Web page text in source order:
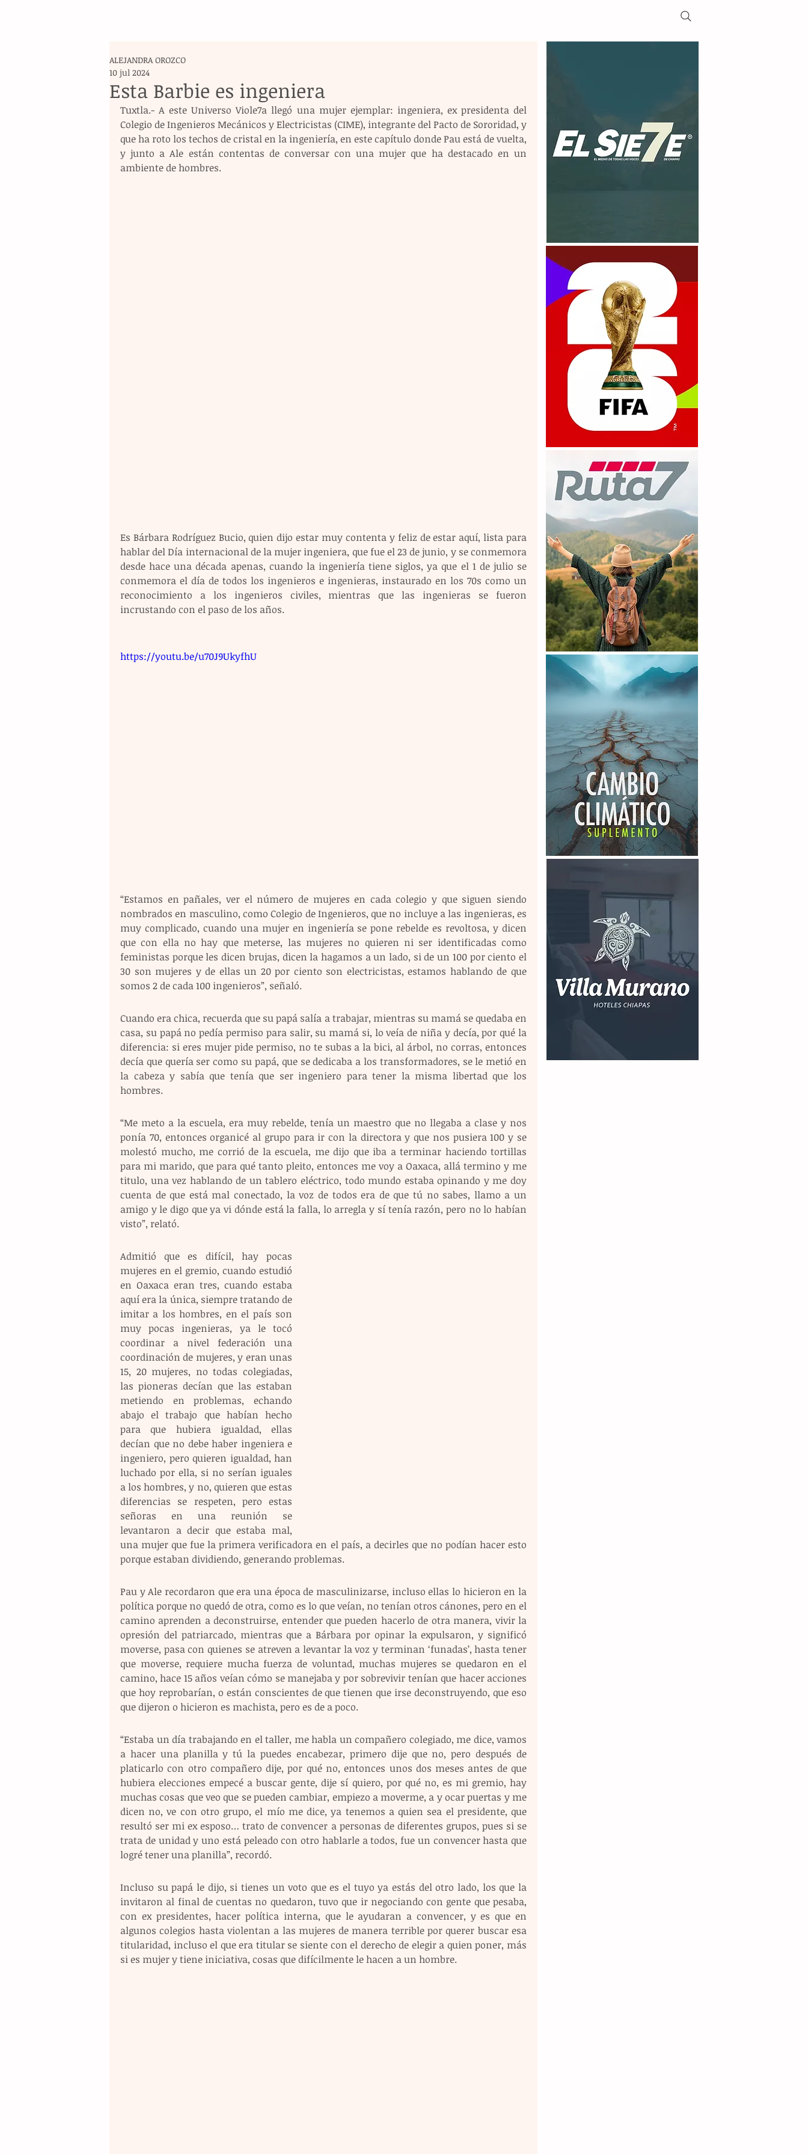
Esta Barbie es ingeniera
ALEJANDRA OROZCO
10 jul 2024
Tuxtla.- A este Universo Viole7a llegó una mujer ejemplar: ingeniera, ex presidenta del
Colegio de Ingenieros Mecánicos y Electricistas (CIME), integrante del Pacto de Sororidad, y
que ha roto los techos de cristal en la ingeniería, en este capítulo donde Pau está de vuelta,
y junto a Ale están contentas de conversar con una mujer que ha destacado en un
ambiente de hombres.
Es Bárbara Rodríguez Bucio, quien dijo estar muy contenta y feliz de estar aquí, lista para
hablar del Día internacional de la mujer ingeniera, que fue el 23 de junio, y se conmemora
desde hace una década apenas, cuando la ingeniería tiene siglos, ya que el 1 de julio se
conmemora el día de todos los ingenieros e ingenieras, instaurado en los 70s como un
reconocimiento a los ingenieros civiles, mientras que las ingenieras se fueron
incrustando con el paso de los años.
https://youtu.be/u70J9UkyfhU
“Estamos en pañales, ver el número de mujeres en cada colegio y que siguen siendo
nombrados en masculino, como Colegio de Ingenieros, que no incluye a las ingenieras, es
muy complicado, cuando una mujer en ingeniería se pone rebelde es revoltosa, y dicen
que con ella no hay que meterse, las mujeres no quieren ni ser identificadas como
feministas porque les dicen brujas, dicen la hagamos a un lado, si de un 100 por ciento el
30 son mujeres y de ellas un 20 por ciento son electricistas, estamos hablando de que
somos 2 de cada 100 ingenieros”, señaló.
Cuando era chica, recuerda que su papá salía a trabajar, mientras su mamá se quedaba en
casa, su papá no pedía permiso para salir, su mamá si, lo veía de niña y decía, por qué la
diferencia: si eres mujer pide permiso, no te subas a la bici, al árbol, no corras, entonces
decía que quería ser como su papá, que se dedicaba a los transformadores, se le metió en
la cabeza y sabía que tenía que ser ingeniero para tener la misma libertad que los
hombres.
“Me meto a la escuela, era muy rebelde, tenía un maestro que no llegaba a clase y nos
ponía 70, entonces organicé al grupo para ir con la directora y que nos pusiera 100 y se
molestó mucho, me corrió de la escuela, me dijo que iba a terminar haciendo tortillas
para mi marido, que para qué tanto pleito, entonces me voy a Oaxaca, allá termino y me
titulo, una vez hablando de un tablero eléctrico, todo mundo estaba opinando y me doy
cuenta de que está mal conectado, la voz de todos era de que tú no sabes, llamo a un
amigo y le digo que ya vi dónde está la falla, lo arregla y sí tenía razón, pero no lo habían
visto”, relató.
Admitió que es difícil, hay pocas
mujeres en el gremio, cuando estudió
en Oaxaca eran tres, cuando estaba
aquí era la única, siempre tratando de
imitar a los hombres, en el país son
muy pocas ingenieras, ya le tocó
coordinar a nivel federación una
coordinación de mujeres, y eran unas
15, 20 mujeres, no todas colegiadas,
las pioneras decían que las estaban
metiendo en problemas, echando
abajo el trabajo que habían hecho
para que hubiera igualdad, ellas
decían que no debe haber ingeniera e
ingeniero, pero quieren igualdad, han
luchado por ella, si no serían iguales
a los hombres, y no, quieren que estas
diferencias se respeten, pero estas
señoras en una reunión se
levantaron a decir que estaba mal,
una mujer que fue la primera verificadora en el país, a decirles que no podían hacer esto
porque estaban dividiendo, generando problemas.
Pau y Ale recordaron que era una época de masculinizarse, incluso ellas lo hicieron en la
política porque no quedó de otra, como es lo que veían, no tenían otros cánones, pero en el
camino aprenden a deconstruirse, entender que pueden hacerlo de otra manera, vivir la
opresión del patriarcado, mientras que a Bárbara por opinar la expulsaron, y significó
moverse, pasa con quienes se atreven a levantar la voz y terminan ‘funadas’, hasta tener
que moverse, requiere mucha fuerza de voluntad, muchas mujeres se quedaron en el
camino, hace 15 años veían cómo se manejaba y por sobrevivir tenían que hacer acciones
que hoy reprobarían, o están conscientes de que tienen que irse deconstruyendo, que eso
que dijeron o hicieron es machista, pero es de a poco.
“Estaba un día trabajando en el taller, me habla un compañero colegiado, me dice, vamos
a hacer una planilla y tú la puedes encabezar, primero dije que no, pero después de
platicarlo con otro compañero dije, por qué no, entonces unos dos meses antes de que
hubiera elecciones empecé a buscar gente, dije sí quiero, por qué no, es mi gremio, hay
muchas cosas que veo que se pueden cambiar, empiezo a moverme, a y ocar puertas y me
dicen no, ve con otro grupo, el mío me dice, ya tenemos a quien sea el presidente, que
resultó ser mi ex esposo… trato de convencer a personas de diferentes grupos, pues si se
trata de unidad y uno está peleado con otro hablarle a todos, fue un convencer hasta que
logré tener una planilla”, recordó.
Incluso su papá le dijo, si tienes un voto que es el tuyo ya estás del otro lado, los que la
invitaron al final de cuentas no quedaron, tuvo que ir negociando con gente que pesaba,
con ex presidentes, hacer política interna, que le ayudaran a convencer, y es que en
algunos colegios hasta violentan a las mujeres de manera terrible por querer buscar esa
titularidad, incluso el que era titular se siente con el derecho de elegir a quien poner, más
si es mujer y tiene iniciativa, cosas que difícilmente le hacen a un hombre.